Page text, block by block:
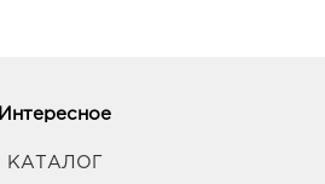
Интересное
КАТАЛОГ